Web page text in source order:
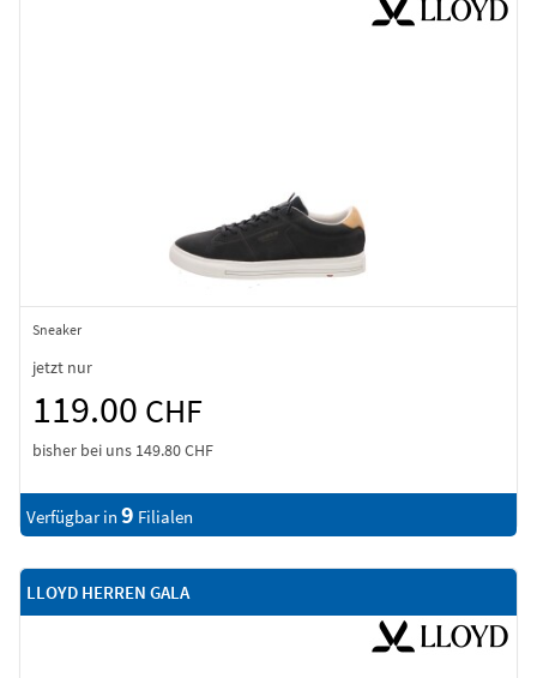
Sneaker
jetzt nur
119.00 CHF
bisher bei uns 149.80 CHF
Verfügbar in 9 Filialen
LLOYD HERREN GALA